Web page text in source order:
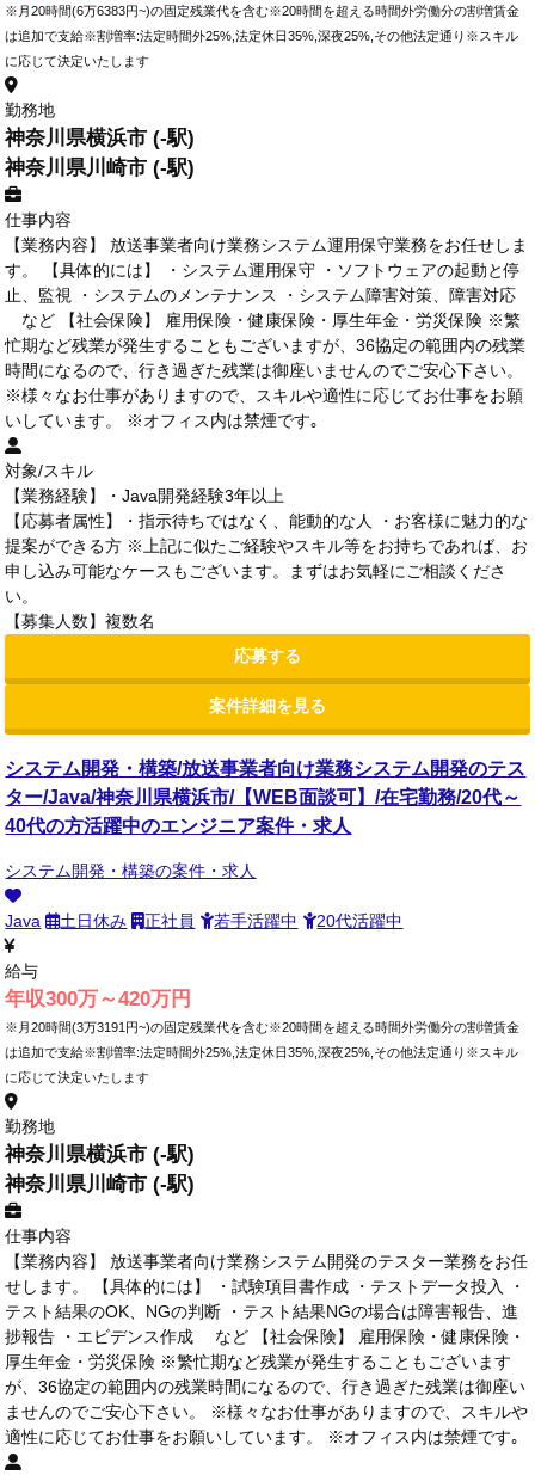
※月20時間(6万6383円~)の固定残業代を含む※20時間を超える時間外労働分の割増賃金
は追加で支給※割増率:法定時間外25%,法定休日35%,深夜25%,その他法定通り※スキル
に応じて決定いたします
勤務地
神奈川県横浜市 (-駅)
神奈川県川崎市 (-駅)
仕事内容
【業務内容】 放送事業者向け業務システム運用保守業務をお任せしま
す。 【具体的には】 ・システム運用保守 ・ソフトウェアの起動と停
止、監視 ・システムのメンテナンス ・システム障害対策、障害対応
など 【社会保険】 雇用保険・健康保険・厚生年金・労災保険 ※繁
忙期など残業が発生することもございますが、36協定の範囲内の残業
時間になるので、行き過ぎた残業は御座いませんのでご安心下さい。
※様々なお仕事がありますので、スキルや適性に応じてお仕事をお願
いしています。 ※オフィス内は禁煙です｡
対象/スキル
【業務経験】・Java開発経験3年以上
【応募者属性】・指示待ちではなく、能動的な人 ・お客様に魅力的な
提案ができる方 ※上記に似たご経験やスキル等をお持ちであれば、お
申し込み可能なケースもございます。まずはお気軽にご相談くださ
い。
【募集人数】複数名
応募する
案件詳細を見る
システム開発・構築/放送事業者向け業務システム開発のテス
ター/Java/神奈川県横浜市/【WEB面談可】/在宅勤務/20代～
40代の方活躍中のエンジニア案件・求人
システム開発・構築の案件・求人
Java 土日休み 正社員 若手活躍中 20代活躍中
給与
年収300万～420万円
※月20時間(3万3191円~)の固定残業代を含む※20時間を超える時間外労働分の割増賃金
は追加で支給※割増率:法定時間外25%,法定休日35%,深夜25%,その他法定通り※スキル
に応じて決定いたします
勤務地
神奈川県横浜市 (-駅)
神奈川県川崎市 (-駅)
仕事内容
【業務内容】 放送事業者向け業務システム開発のテスター業務をお任
せします。 【具体的には】 ・試験項目書作成 ・テストデータ投入 ・
テスト結果のOK、NGの判断 ・テスト結果NGの場合は障害報告、進
捗報告 ・エビデンス作成 など 【社会保険】 雇用保険・健康保険・
厚生年金・労災保険 ※繁忙期など残業が発生することもございます
が、36協定の範囲内の残業時間になるので、行き過ぎた残業は御座い
ませんのでご安心下さい。 ※様々なお仕事がありますので、スキルや
適性に応じてお仕事をお願いしています。 ※オフィス内は禁煙です｡